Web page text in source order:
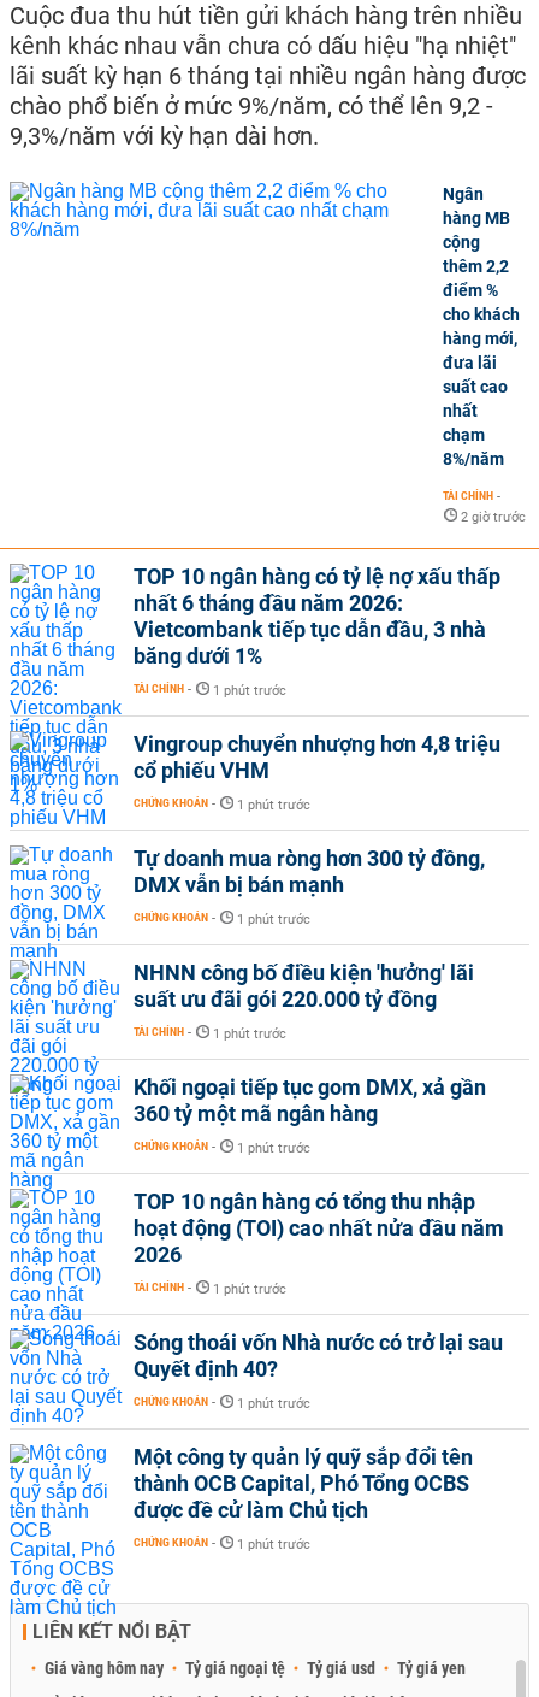
Cuộc đua thu hút tiền gửi khách hàng trên nhiều
kênh khác nhau vẫn chưa có dấu hiệu "hạ nhiệt"
lãi suất kỳ hạn 6 tháng tại nhiều ngân hàng được
chào phổ biến ở mức 9%/năm, có thể lên 9,2 -
9,3%/năm với kỳ hạn dài hơn.
Ngân
hàng MB
cộng
thêm 2,2
điểm %
cho khách
hàng mới,
đưa lãi
suất cao
nhất
chạm
8%/năm
TÀI CHÍNH -
2 giờ trước
TOP 10 ngân hàng có tỷ lệ nợ xấu thấp
nhất 6 tháng đầu năm 2026:
Vietcombank tiếp tục dẫn đầu, 3 nhà
băng dưới 1%
TÀI CHÍNH - 1 phút trước
Vingroup chuyển nhượng hơn 4,8 triệu
cổ phiếu VHM
CHỨNG KHOÁN - 1 phút trước
Tự doanh mua ròng hơn 300 tỷ đồng,
DMX vẫn bị bán mạnh
CHỨNG KHOÁN - 1 phút trước
NHNN công bố điều kiện 'hưởng' lãi
suất ưu đãi gói 220.000 tỷ đồng
TÀI CHÍNH - 1 phút trước
Khối ngoại tiếp tục gom DMX, xả gần
360 tỷ một mã ngân hàng
CHỨNG KHOÁN - 1 phút trước
TOP 10 ngân hàng có tổng thu nhập
hoạt động (TOI) cao nhất nửa đầu năm
2026
TÀI CHÍNH - 1 phút trước
Sóng thoái vốn Nhà nước có trở lại sau
Quyết định 40?
CHỨNG KHOÁN - 1 phút trước
Một công ty quản lý quỹ sắp đổi tên
thành OCB Capital, Phó Tổng OCBS
được đề cử làm Chủ tịch
CHỨNG KHOÁN - 1 phút trước
LIÊN KẾT NỔI BẬT
Giá vàng hôm nay Tỷ giá ngoại tệ Tỷ giá usd
Tỷ giá yen